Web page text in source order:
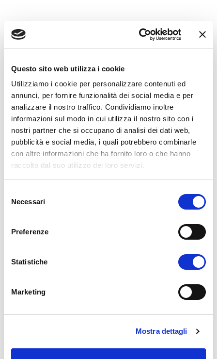
Questo sito web utilizza i cookie
Utilizziamo i cookie per personalizzare contenuti ed
annunci, per fornire funzionalità dei social media e per
analizzare il nostro traffico. Condividiamo inoltre
informazioni sul modo in cui utilizza il nostro sito con i
nostri partner che si occupano di analisi dei dati web,
pubblicità e social media, i quali potrebbero combinarle
con altre informazioni che ha fornito loro o che hanno
raccolto dal suo utilizzo dei loro servizi.
delNecessari
Preferenze
Statistiche
Marketing
Mostra dettagli